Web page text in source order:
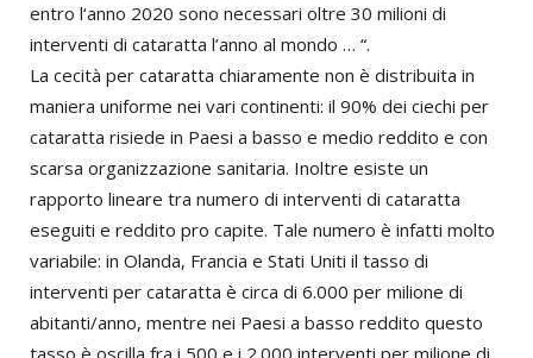
entro l‘anno 2020 sono necessari oltre 30 milioni di
interventi di cataratta l’anno al mondo … “.
La cecità per cataratta chiaramente non è distribuita in
maniera uniforme nei vari continenti: il 90% dei ciechi per
cataratta risiede in Paesi a basso e medio reddito e con
scarsa organizzazione sanitaria. Inoltre esiste un
rapporto lineare tra numero di interventi di cataratta
eseguiti e reddito pro capite. Tale numero è infatti molto
variabile: in Olanda, Francia e Stati Uniti il tasso di
interventi per cataratta è circa di 6.000 per milione di
abitanti/anno, mentre nei Paesi a basso reddito questo
tasso è oscilla fra i 500 e i 2.000 interventi per milione di